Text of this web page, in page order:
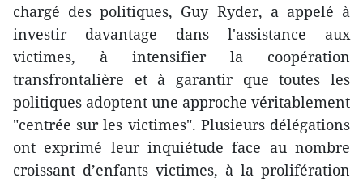
chargé des politiques, Guy Ryder, a appelé à
investir davantage dans l'assistance aux
victimes, à intensifier la coopération
transfrontalière et à garantir que toutes les
politiques adoptent une approche véritablement
"centrée sur les victimes". Plusieurs délégations
ont exprimé leur inquiétude face au nombre
croissant d’enfants victimes, à la prolifération